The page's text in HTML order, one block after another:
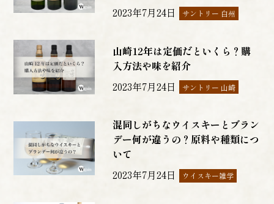
2023年7月24日
サントリー 白州
山崎12年は定価だといくら？購
入方法や味を紹介
2023年7月24日
サントリー 山崎
混同しがちなウイスキーとブラン
デー何が違うの？原料や種類につ
いて
2023年7月24日
ウイスキー雑学